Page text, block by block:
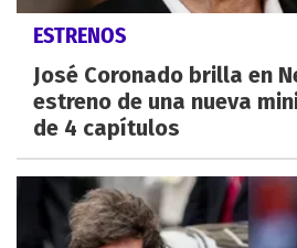
ESTRENOS
José Coronado brilla en
estreno de una nueva
de 4 capítulos